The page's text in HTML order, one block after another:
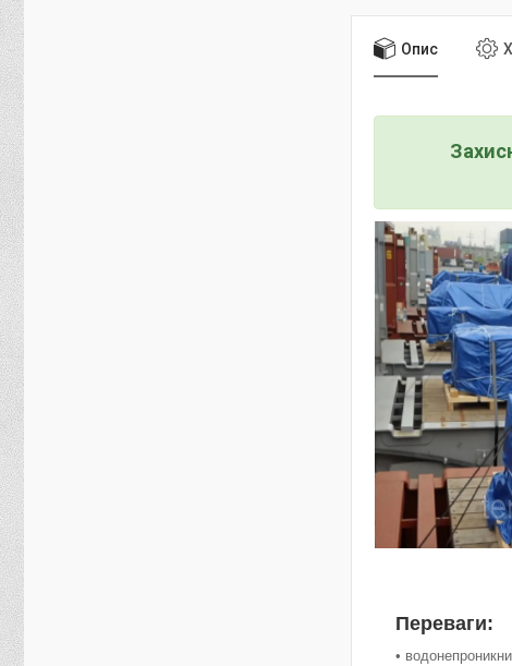
Опис
Переваги:
•